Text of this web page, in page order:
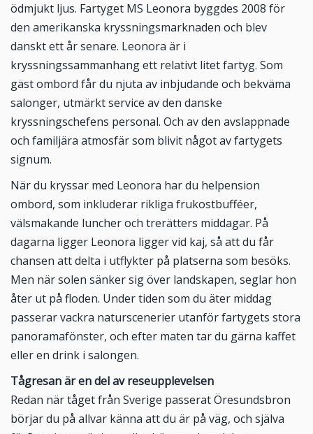
ödmjukt ljus. Fartyget MS Leonora byggdes 2008 för
den amerikanska kryssningsmarknaden och blev
danskt ett år senare. Leonora är i
kryssningssammanhang ett relativt litet fartyg. Som
gäst ombord får du njuta av inbjudande och bekväma
salonger, utmärkt service av den danske
kryssningschefens personal. Och av den avslappnade
och familjära atmosfär som blivit något av fartygets
signum.
När du kryssar med Leonora har du helpension
ombord, som inkluderar rikliga frukostbufféer,
välsmakande luncher och trerätters middagar. På
dagarna ligger Leonora ligger vid kaj, så att du får
chansen att delta i utflykter på platserna som besöks.
Men när solen sänker sig över landskapen, seglar hon
åter ut på floden. Under tiden som du äter middag
passerar vackra naturscenerier utanför fartygets stora
panoramafönster, och efter maten tar du gärna kaffet
eller en drink i salongen.
Tågresan är en del av reseupplevelsen
Redan när tåget från Sverige passerat Öresundsbron
börjar du på allvar känna att du är på väg, och själva